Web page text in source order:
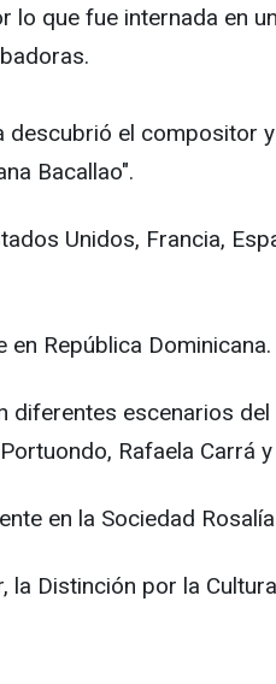
lo que fue internada en
descubrió el
Bacallao".
Unidos, Francia,
República Dominicana.
escenarios
Rafaela Carrá
en la Sociedad
Distinción por la